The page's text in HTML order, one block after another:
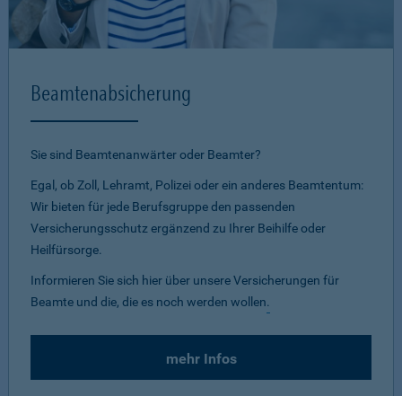
Beamtenabsicherung
Sie sind Beamtenanwärter oder Beamter?
Egal, ob Zoll, Lehramt, Polizei oder ein anderes Beamtentum:
Wir bieten für jede Berufsgruppe den passenden
Versicherungsschutz ergänzend zu Ihrer Beihilfe oder
Heilfürsorge.
Informieren Sie sich hier über unsere Versicherungen für
Beamte und die, die es noch werden wollen.
mehr Infos